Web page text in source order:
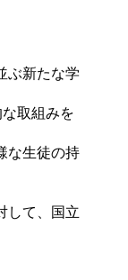
ぶ新たな学
取組みを
な生徒の持
して、国立